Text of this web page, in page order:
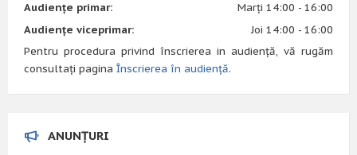
Audiențe primar:
Marți 14:00 - 16:00
Audiențe viceprimar:
Joi 14:00 - 16:00
Pentru procedura privind înscrierea in audiență, vă rugăm
consultați pagina Înscrierea în audiență.
ANUNȚURI